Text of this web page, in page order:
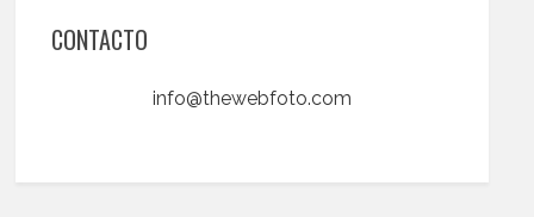
CONTACTO
info@thewebfoto.com